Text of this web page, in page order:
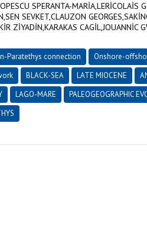
SPERANTA-MARİA,LERİCOLAİS
SEVKET,CLAUZON
ZİYADİN,KARAKAS CAGİL,JOUANNİC
Paratethys connection
Onshore-
BLACK-SEA LATE MIOCENE
LAGO-MARE
PALEOGEOGRAPHIC